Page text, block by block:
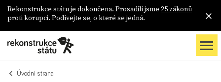
Rekonstrukce státu je dokončena. Prosadili jsme 25 zákonů
proti korupci. Podívejte se, o které se jedná.
Úvodní strana